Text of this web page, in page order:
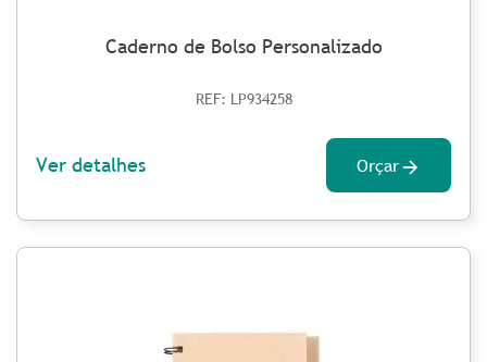
Caderno de Bolso Personalizado
REF: LP934258
Ver detalhes Orçar